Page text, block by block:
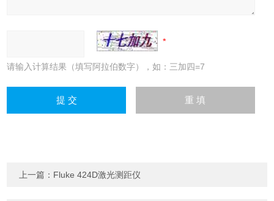
请输入计算结果（填写阿拉伯数字），如：三加四=7
上一篇： Fluke 424D激光测距仪